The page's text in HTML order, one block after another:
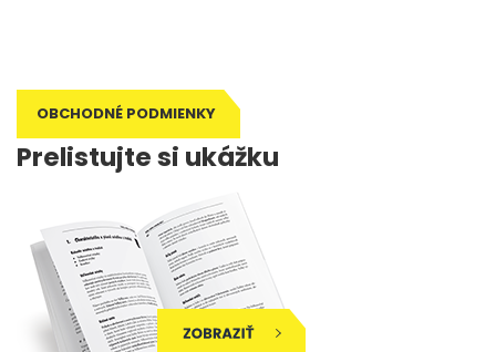
OBCHODNÉ PODMIENKY
Prelistujte si ukážku